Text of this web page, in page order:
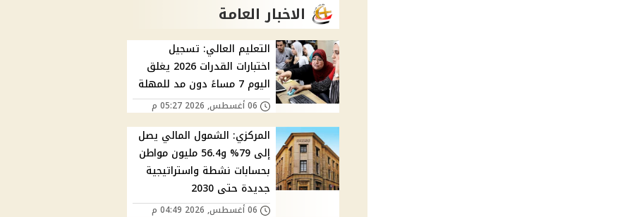
الاخبار العامة
التعليم العالي: تسجيل
اختبارات القدرات 2026 يغلق
اليوم 7 مساءً دون مد للمهلة
06 أغسطس, 2026 05:27 م
المركزي: الشمول المالي يصل
إلى 79% و56.4 مليون مواطن
بحسابات نشطة واستراتيجية
جديدة حتى 2030
06 أغسطس, 2026 04:49 م